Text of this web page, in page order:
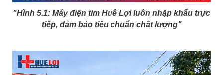
"Hình 5.1: Máy điện tim Huê Lợi luôn nhập khẩu trực
tiếp, đảm bảo tiêu chuẩn chất lượng"